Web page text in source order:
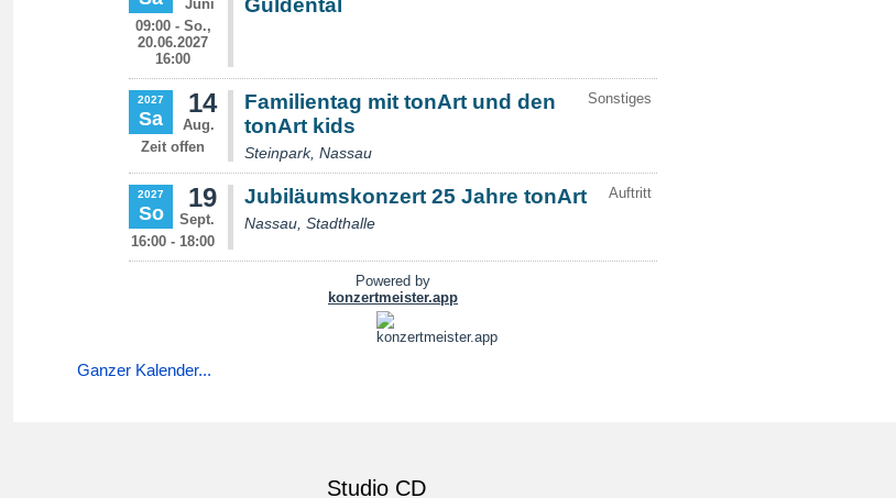
Ganzer Kalender...
Studio CD